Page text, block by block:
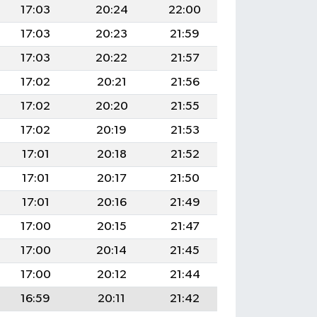
17:03 20:24
22:00
17:03
20:23
21:59
17:03
20:22
21:57
17:02
20:21
21:56
17:02
20:20
21:55
17:02
20:19
21:53
17:01
20:18
21:52
17:01
20:17
21:50
17:01
20:16
21:49
17:00
20:15
21:47
17:00
20:14
21:45
17:00
20:12
21:44
16:59
20:11
21:42